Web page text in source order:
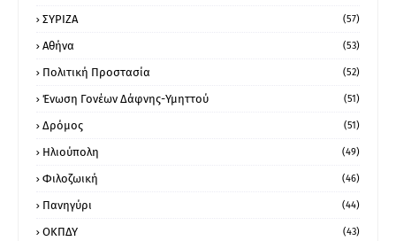
ΣΥΡΙΖΑ (57)
Αθήνα (53)
Πολιτική Προστασία (52)
Ένωση Γονέων Δάφνης-Υμηττού (51)
Δρόμος (51)
Ηλιούπολη (49)
Φιλοζωική (46)
Πανηγύρι (44)
ΟΚΠΔΥ (43)